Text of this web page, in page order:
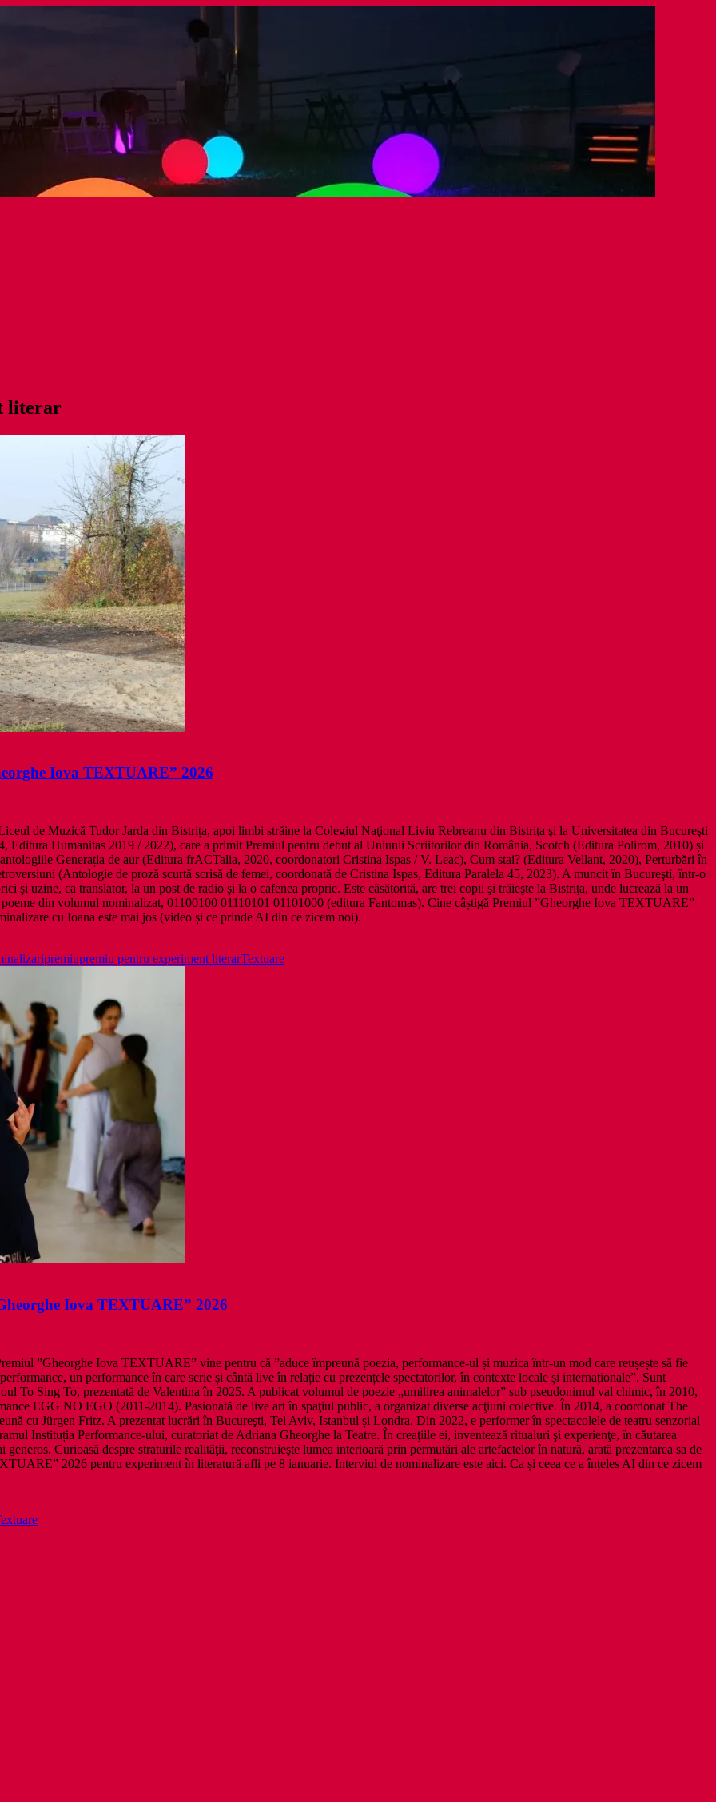
literar
Iova TEXTUARE” 2026
de Muzică Tudor Jarda din Bistrița, apoi limbi străine la Colegiul Naţional Liviu Rebreanu din Bistriţa şi la Universitatea din Bucureşti
Editura Humanitas 2019 / 2022), care a primit Premiul pentru debut al Uniunii Scriitorilor din România, Scotch (Editura Polirom, 2010) și
Generația de aur (Editura frACTalia, 2020, coordonatori Cristina Ispas / V. Leac), Cum stai? (Editura Vellant, 2020), Perturbări în
(Antologie de proză scurtă scrisă de femei, coordonată de Cristina Ispas, Editura Paralela 45, 2023). A muncit în Bucureşti, într-o
şi uzine, ca translator, la un post de radio şi la o cafenea proprie. Este căsătorită, are trei copii şi trăieşte la Bistriţa, unde lucrează la un
din volumul nominalizat, 01100100 01110101 01101000 (editura Fantomas). Cine câștigă Premiul ”Gheorghe Iova TEXTUARE”
cu Ioana este mai jos (video și ce prinde AI din ce zicem noi).
premiupremiu pentru experiment literarTextuare
Iova TEXTUARE” 2026
”Gheorghe Iova TEXTUARE” vine pentru că ”aduce împreună poezia, performance-ul și muzica într-un mod care reușește să fie
un performance în care scrie și cântă live în relație cu prezențele spectatorilor, în contexte locale și internaționale”. Sunt
To Sing To, prezentată de Valentina în 2025. A publicat volumul de poezie „umilirea animalelor” sub pseudonimul val chimic, în 2010,
EGG NO EGO (2011-2014). Pasionată de live art în spaţiul public, a organizat diverse acţiuni colective. În 2014, a coordonat The
cu Jürgen Fritz. A prezentat lucrări în Bucureşti, Tel Aviv, Istanbul și Londra. Din 2022, e performer în spectacolele de teatru senzorial
Instituția Performance-ului, curatoriat de Adriana Gheorghe la Teatre. În creaţiile ei, inventează ritualuri şi experienţe, în căutarea
Curioasă despre straturile realităţii, reconstruieşte lumea interioară prin permutări ale artefactelor în natură, arată prezentarea sa de
2026 pentru experiment în literatură afli pe 8 ianuarie. Interviul de nominalizare este aici. Ca și ceea ce a înțeles AI din ce zicem